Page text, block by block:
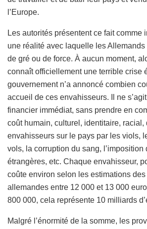
l’Europe.
Les autorités présentent ce fait comme
une réalité avec laquelle les
de gré ou de force. À aucun moment,
connaît officiellement une terrible crise
gouvernement n’a annoncé combien
accueil de ces envahisseurs. Il ne
financier immédiat, sans prendre en
coût humain, culturel, identitaire, racial,
envahisseurs sur le pays par les viols,
vols, la corruption du sang, l’imposition
étrangères, etc. Chaque envahisseur,
coûte environ selon les estimations
allemandes entre 12 000 et 13 000
800 000, cela représente 10 milliards
Malgré l’énormité de la somme, les